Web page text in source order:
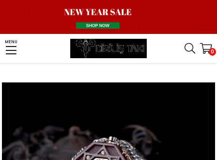
MENU
0
Men Silver Ring Islamic Rings Seal of Muhammad Ring
Siyah Zirkon Taşlı Mührü Şerif Gümüş Yüzük